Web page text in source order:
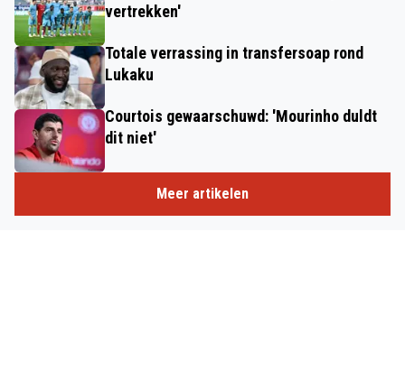
vertrekken'
Totale verrassing in transfersoap rond
Lukaku
Courtois gewaarschuwd: 'Mourinho duldt
dit niet'
Meer artikelen